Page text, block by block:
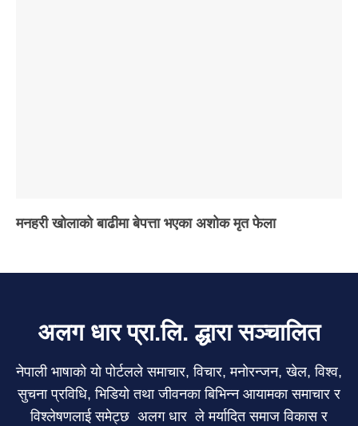
मनहरी खोलाको बाढीमा बेपत्ता भएका अशोक मृत फेला
अलग धार प्रा.लि. द्धारा सञ्चालित
नेपाली भाषाको यो पोर्टलले समाचार, विचार, मनोरन्जन, खेल, विश्व,
सुचना प्रविधि, भिडियो तथा जीवनका बिभिन्न आयामका समाचार र
विश्लेषणलाई समेट्छ अलग धार ले मर्यादित समाज विकास र